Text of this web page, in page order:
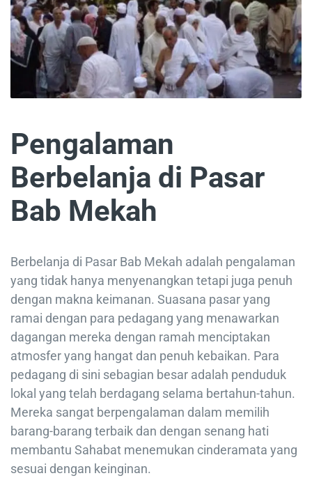
Pengalaman
Berbelanja di Pasar
Bab Mekah
Berbelanja di Pasar Bab Mekah adalah pengalaman
yang tidak hanya menyenangkan tetapi juga penuh
dengan makna keimanan. Suasana pasar yang
ramai dengan para pedagang yang menawarkan
dagangan mereka dengan ramah menciptakan
atmosfer yang hangat dan penuh kebaikan. Para
pedagang di sini sebagian besar adalah penduduk
lokal yang telah berdagang selama bertahun-tahun.
Mereka sangat berpengalaman dalam memilih
barang-barang terbaik dan dengan senang hati
membantu Sahabat menemukan cinderamata yang
sesuai dengan keinginan.